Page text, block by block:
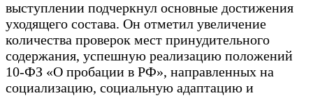
выступлении подчеркнул основные достижения
уходящего состава. Он отметил увеличение
количества проверок мест принудительного
содержания, успешную реализацию положений
10-ФЗ «О пробации в РФ», направленных на
социализацию, социальную адаптацию и